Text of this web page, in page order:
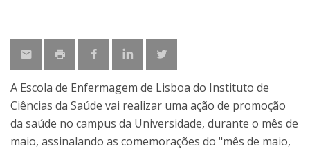
A Escola de Enfermagem de Lisboa do Instituto de
Ciências da Saúde vai realizar uma ação de promoção
da saúde no campus da Universidade, durante o mês de
maio, assinalando as comemorações do "mês de maio,